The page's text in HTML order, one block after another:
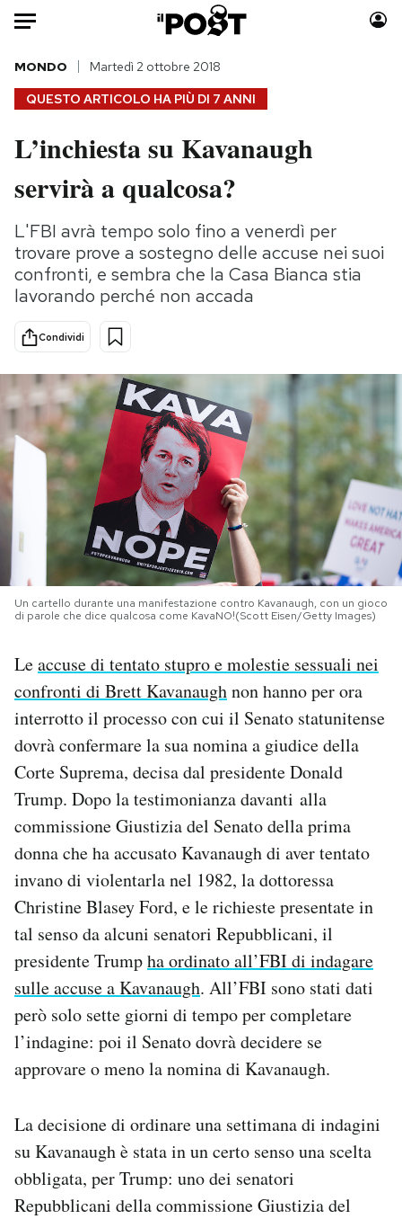
Auto
HOME
Italia
Mondo
Politica
Tecnologia
Internet
Scienza
Cultura
Economia
Moda
Consumismi
Storie/Idee
Ok Boomer!
Media
Europa
PODCAST
NEWSLETTER
I MIEI PREFERITI
SHOP
CALENDARIO
AREA PERSONALE
Area Personale
Newsletter
Notifiche mobile
Esci
QUESTO ARTICOLO HA PIÙ DI 7 ANNI
MONDO Martedì 2 ottobre 2018
L’inchiesta su Kavanaugh
servirà a qualcosa?
L'FBI avrà tempo solo fino a venerdì per
trovare prove a sostegno delle accuse nei suoi
confronti, e sembra che la Casa Bianca stia
lavorando perché non accada
Condividi
Un cartello durante una manifestazione contro Kavanaugh, con un gioco
di parole che dice qualcosa come KavaNO!(Scott Eisen/Getty Images)
Leaccuse di tentato stupro e molestie sessuali nei
confronti di Brett Kavanaughnon hanno per ora
interrotto il processo con cui il Senato statunitense
dovrà confermare la sua nomina a giudice della
Corte Suprema, decisa dal presidente Donald
Trump. Dopo la testimonianza davanti alla
commissione Giustizia del Senato della prima
donna che ha accusato Kavanaugh di aver tentato
invano di violentarla nel 1982, la dottoressa
Christine Blasey Ford, e le richieste presentate in
tal senso da alcuni senatori Repubblicani, il
presidente Trumpha ordinato all’FBI di indagare
sulle accuse a Kavanaugh. All’FBI sono stati dati
però solo sette giorni di tempo per completare
l’indagine: poi il Senato dovrà decidere se
approvare o meno la nomina di Kavanaugh.
La decisione di ordinare una settimana di indagini
su Kavanaugh è stata in un certo senso una scelta
obbligata, per Trump: uno dei senatori
Repubblicani della commissione Giustizia del